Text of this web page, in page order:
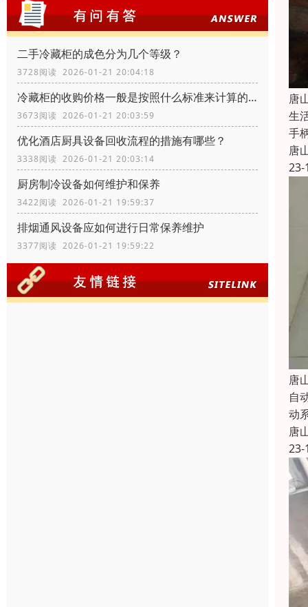
二手冷藏柜的成色分为几个等级？
3728阅读 2026-01-21 20:04:18
冷藏柜的收购价格一般是按照什么标准来计算的？
3673阅读 2026-01-21 20:03:59
优化酒店厨具设备回收流程的措施有哪些？
3338阅读 2026-01-21 20:03:14
厨房制冷设备如何维护和保养
3422阅读 2026-01-21 19:59:37
排烟通风设备应如何进行日常保养维护
3377阅读 2026-01-21 19:59:22
唐
生
手
唐
23-
唐
自
动
唐
23-